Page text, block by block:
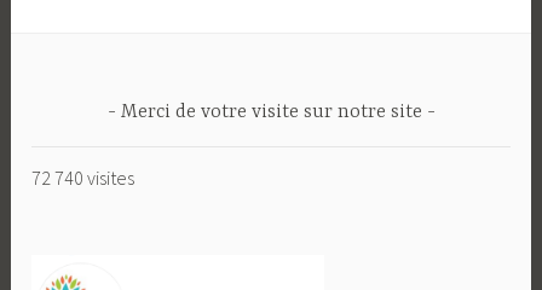
Merci de votre visite sur notre site
72 740 visites